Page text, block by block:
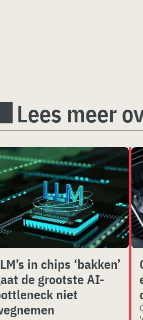
Lees meer
in chips ‘bakken’
de grootste AI-
niet